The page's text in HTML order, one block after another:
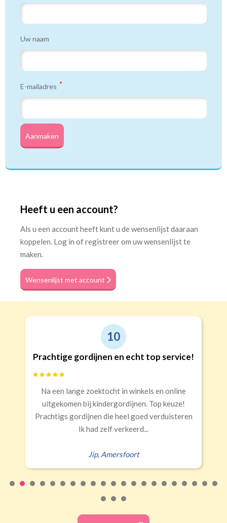
Uw naam
E-mailadres
Aanmaken
Heeft u een account?
Als u een account heeft kunt u de wensenlijst daaraan
koppelen. Log in of registreer om uw wensenlijst te
maken.
Wensenlijst met account
10
Prachtige gordijnen en echt top service!
Na een lange zoektocht in winkels en online
uitgekomen bij kindergordijnen. Top keuze!
Prachtigs gordijnen die heel goed verduisteren
Ik had zelf verkeerd...
Jip, Amersfoort